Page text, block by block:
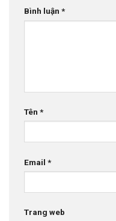
Bình luận *
Tên *
Email *
Trang web